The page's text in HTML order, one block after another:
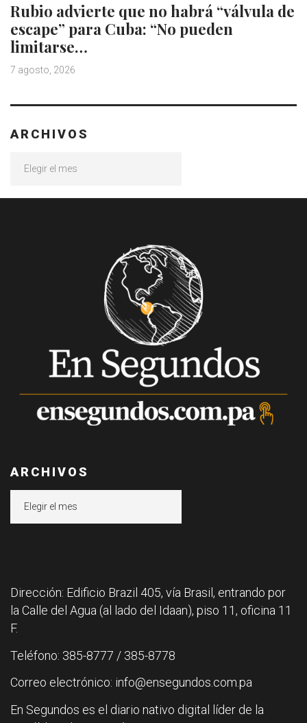
Rubio advierte que no habrá “válvula de
escape” para Cuba: “No pueden
limitarse…
7 agosto, 2026
ARCHIVOS
ARCHIVOS
Dirección: Edificio Brazil 405, vía Brasil, entrando por
la Calle del Agua (al lado del Idaan), piso 11, oficina 11
F.
Teléfono: 385-8777 / 385-8778
Correo electrónico: info@ensegundos.com.pa
En Segundos es el diario nativo digital líder de la